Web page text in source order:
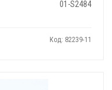
01-S2484
Код: 82239-11